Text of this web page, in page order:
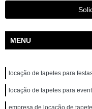
MENU
locação de tapetes para
locação de tapetes para
empresa de locação de